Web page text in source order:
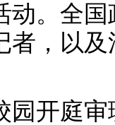
动。全
者，以
开庭审